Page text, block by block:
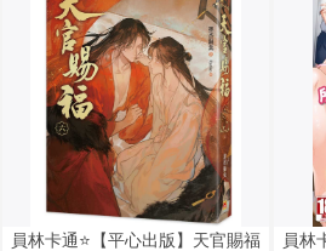
員林卡通⭐️【平心出版】天官賜福
員林